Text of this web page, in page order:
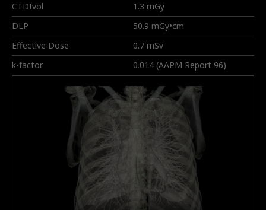
CTDIvol
1.3 mGy
DLP
50.9 mGy•cm
Effective Dose
0.7 mSv
k-factor
0.014 (AAPM Report 96)